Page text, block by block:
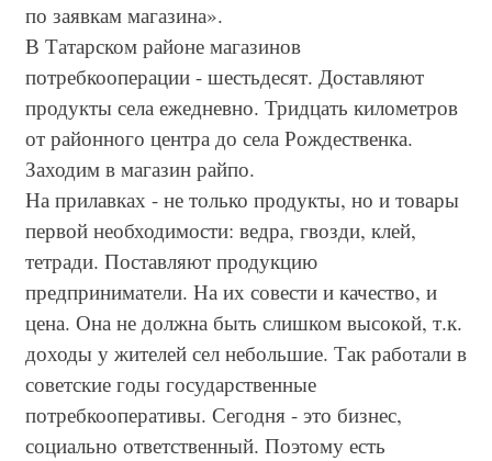
по заявкам магазина».
В Татарском районе магазинов
потребкооперации - шестьдесят. Доставляют
продукты села ежедневно. Тридцать километров
от районного центра до села Рождественка.
Заходим в магазин райпо.
На прилавках - не только продукты, но и товары
первой необходимости: ведра, гвозди, клей,
тетради. Поставляют продукцию
предприниматели. На их совести и качество, и
цена. Она не должна быть слишком высокой, т.к.
доходы у жителей сел небольшие. Так работали в
советские годы государственные
потребкооперативы. Сегодня - это бизнес,
социально ответственный. Поэтому есть